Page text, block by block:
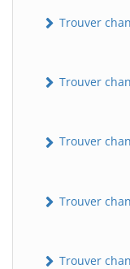
Trouver
Trouver
Trouver
Trouver
Trouver